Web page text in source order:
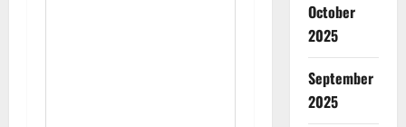
October
2025
September
2025